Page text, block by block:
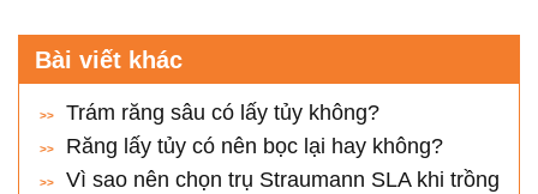
Bài viết khác
Trám răng sâu có lấy tủy không?
Răng lấy tủy có nên bọc lại hay không?
Vì sao nên chọn trụ Straumann SLA khi trồng